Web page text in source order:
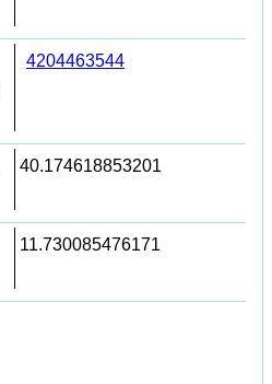
4204463544
40.174618853201
11.730085476171